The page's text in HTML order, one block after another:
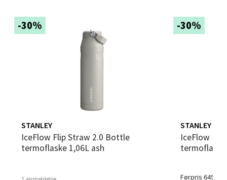
-30%
STANLEY
IceFlow Flip Straw 2.0 Bottle
termoflaske 1,06L ash
-30%
STANLEY
IceFlow Flip Straw 2.0 Bottle
termoflaske
Førpris 649,-
Sortland - Sortland Storsenter
Strangata 26, 8400 Sortland
Åpent i dag 10-19
0 i butikk